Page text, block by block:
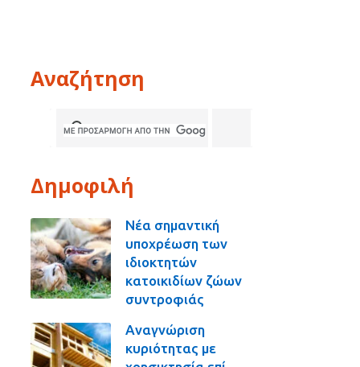
Αναζήτηση
Δημοφιλή
Νέα σημαντική
υποχρέωση των
ιδιοκτητών
κατοικιδίων ζώων
συντροφιάς
Αναγνώριση
κυριότητας με